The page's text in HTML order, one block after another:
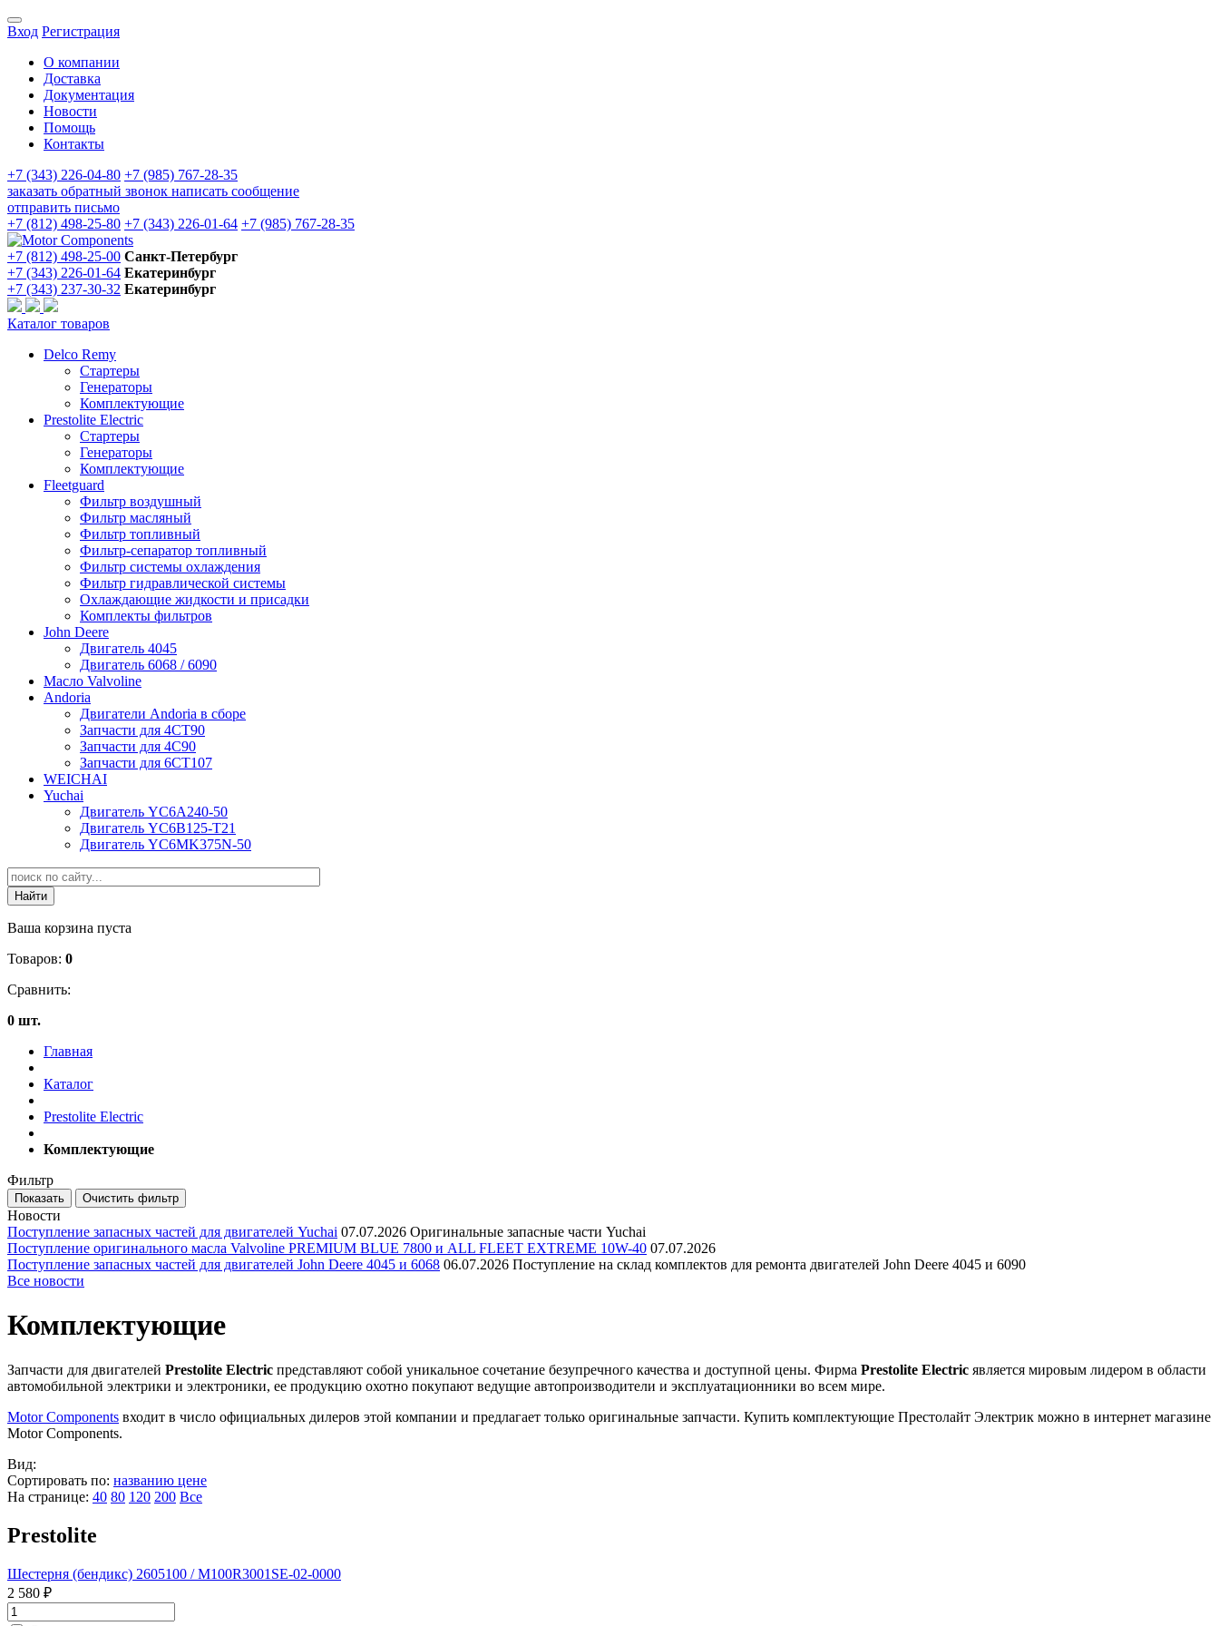
Вход Регистрация
О компании
Доставка
Документация
Новости
Помощь
Контакты
+7 (343) 226-04-80 +7 (985) 767-28-35
заказать обратный звонок написать сообщение
отправить письмо
+7 (812) 498-25-80 +7 (343) 226-01-64 +7 (985) 767-28-35
+7 (812) 498-25-00 Санкт-Петербург
+7 (343) 226-01-64 Екатеринбург
+7 (343) 237-30-32 Екатеринбург
Каталог товаров
Delco Remy
Стартеры
Генераторы
Комплектующие
Prestolite Electric
Стартеры
Генераторы
Комплектующие
Fleetguard
Фильтр воздушный
Фильтр масляный
Фильтр топливный
Фильтр-сепаратор топливный
Фильтр системы охлаждения
Фильтр гидравлической системы
Охлаждающие жидкости и присадки
Комплекты фильтров
John Deere
Двигатель 4045
Двигатель 6068 / 6090
Масло Valvoline
Andoria
Двигатели Andoria в сборе
Запчасти для 4CT90
Запчасти для 4С90
Запчасти для 6CT107
WEICHAI
Yuchai
Двигатель YC6A240-50
Двигатель YC6B125-T21
Двигатель YC6MK375N-50
Ваша корзина пуста
Товаров: 0
Сравнить:
0 шт.
Главная
Каталог
Prestolite Electric
Комплектующие
Фильтр
Новости
Поступление запасных частей для двигателей Yuchai 07.07.2026 Оригинальные запасные части Yuchai
Поступление оригинального масла Valvoline PREMIUM BLUE 7800 и ALL FLEET EXTREME 10W-40 07.07.2026
Поступление запасных частей для двигателей John Deere 4045 и 6068 06.07.2026 Поступление на склад комплектов для ремонта двигателей John Deere 4045 и 6090
Все новости
Комплектующие
Запчасти для двигателей Prestolite Electric представляют собой уникальное сочетание безупречного качества и доступной цены. Фирма Prestolite Electric является мировым лидером в области
автомобильной электрики и электроники, ее продукцию охотно покупают ведущие автопроизводители и эксплуатационники во всем мире.
Motor Components входит в число официальных дилеров этой компании и предлагает только оригинальные запчасти. Купить комплектующие Престолайт Электрик можно в интернет магазине
Motor Components.
Вид:
Сортировать по: названию цене
На странице: 40 80 120 200 Все
Prestolite
Шестерня (бендикс) 2605100 / M100R3001SE-02-0000
2 580 ₽